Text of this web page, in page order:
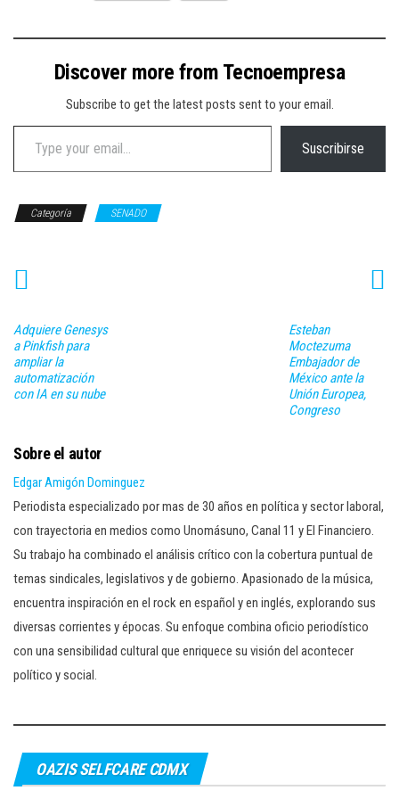
Discover more from Tecnoempresa
Subscribe to get the latest posts sent to your email.
Type your email…
Suscribirse
Categoría SENADO
Adquiere Genesys
a Pinkfish para
ampliar la
automatización
con IA en su nube
Esteban
Moctezuma
Embajador de
México ante la
Unión Europea,
Congreso
Sobre el autor
Edgar Amigón Dominguez
Periodista especializado por mas de 30 años en política y sector laboral,
con trayectoria en medios como Unomásuno, Canal 11 y El Financiero.
Su trabajo ha combinado el análisis crítico con la cobertura puntual de
temas sindicales, legislativos y de gobierno. Apasionado de la música,
encuentra inspiración en el rock en español y en inglés, explorando sus
diversas corrientes y épocas. Su enfoque combina oficio periodístico
con una sensibilidad cultural que enriquece su visión del acontecer
político y social.
OAZIS SELFCARE CDMX